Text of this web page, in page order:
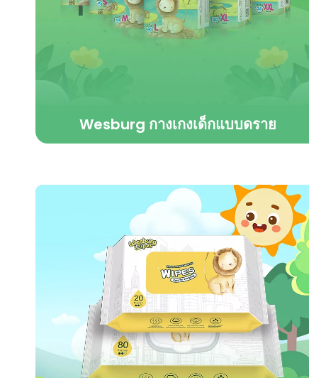
ออกแบบมาเพื่อการเคลื่อนไหวของทารกที่กระตือรือร้น
ผ้าอ้อมแบบดึงขึ้น Wesburg มี:
การออกแบบตัด 3 มิติและขอบเอวยางยืดเป็นพิเศษช่วย
ให้สวมใส่ได้พอดีขณะคลานหรือเดิน
เทคโนโลยีล็อคของเหลวขั้นสูงดูดซับปัสสาวะได้อย่าง
รวดเร็ว ทำให้พื้นผิวแห้งและสบาย
เหมาะสำหรับการเล่นบนพรมในเวลากลางวันหรือนอน
หลับสนิทตลอดทั้งคืน
Wesburg กางเกงเด็กแบบดราย